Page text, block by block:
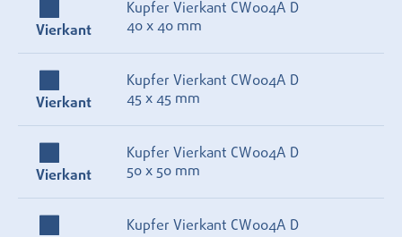
Vierkant
Kupfer Vierkant CW004A D
40 x 40 mm
Vierkant
Kupfer Vierkant CW004A D
45 x 45 mm
Vierkant
Kupfer Vierkant CW004A D
50 x 50 mm
Kupfer Vierkant CW004A D